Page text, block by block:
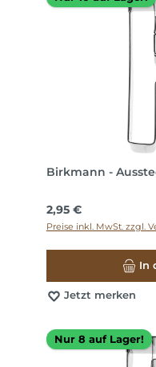
Birkmann -
Regulärer Preis:
2,95 €
Preise inkl. MwSt. zzgl.
In
Jetzt merken
Nur 8 auf Lager!